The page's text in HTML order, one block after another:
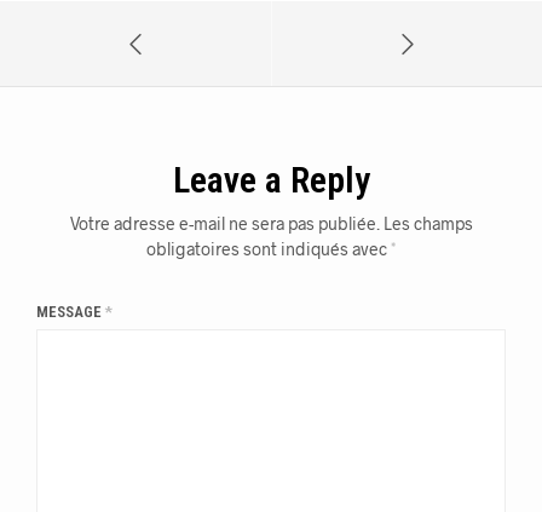
Leave a Reply
Votre adresse e-mail ne sera pas publiée. Les champs
obligatoires sont indiqués avec *
MESSAGE *